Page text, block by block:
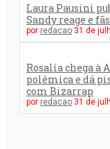
Laura Pausini
Sandy reage e
por redacao 31 de
Rosalía chega à
polêmica e dá
com Bizarrap
por redacao 31 de